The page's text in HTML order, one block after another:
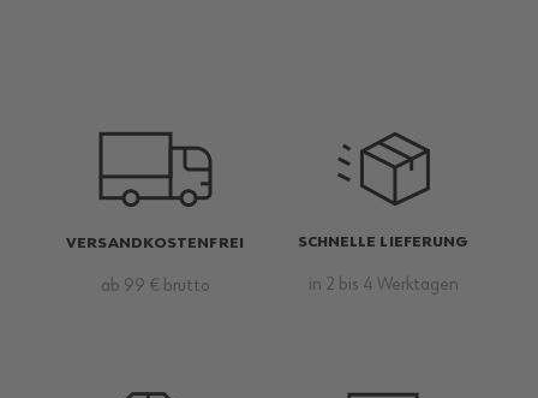
VERSANDKOSTENFREI
ab 99 € brutto
SCHNELLE LIEFERUNG
in 2 bis 4 Werktagen